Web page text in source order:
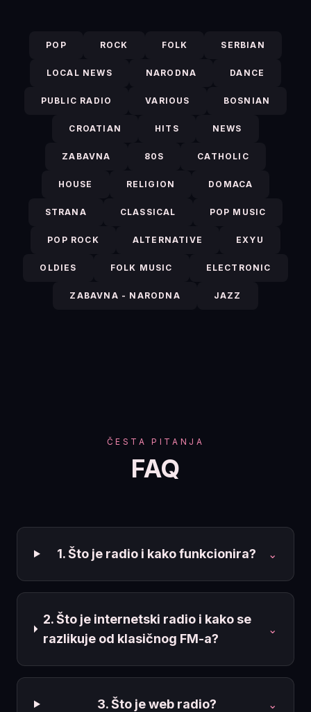
POP ROCK FOLK SERBIAN
LOCAL NEWS NARODNA DANCE
PUBLIC RADIO VARIOUS BOSNIAN
CROATIAN HITS NEWS
ZABAVNA 80S CATHOLIC
HOUSE RELIGION DOMACA
STRANA CLASSICAL POP MUSIC
POP ROCK ALTERNATIVE EXYU
OLDIES FOLK MUSIC ELECTRONIC
ZABAVNA - NARODNA JAZZ
ČESTA PITANJA
FAQ
1. Što je radio i kako funkcionira? ⌄
2. Što je internetski radio i kako se
razlikuje od klasičnog FM-a?
⌄
3. Što je web radio? ⌄